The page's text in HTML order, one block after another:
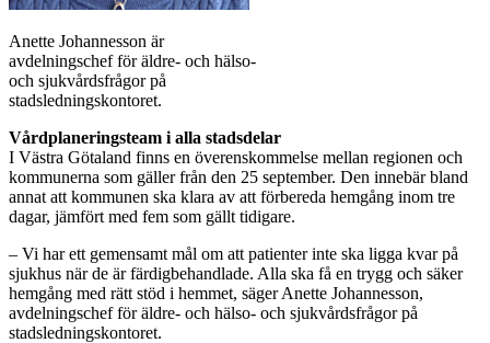
Anette Johannesson är
avdelningschef för äldre- och hälso-
och sjukvårdsfrågor på
stadsledningskontoret.
Vårdplaneringsteam i alla stadsdelar
I Västra Götaland finns en överenskommelse mellan regionen och
kommunerna som gäller från den 25 september. Den innebär bland
annat att kommunen ska klara av att förbereda hemgång inom tre
dagar, jämfört med fem som gällt tidigare.
– Vi har ett gemensamt mål om att patienter inte ska ligga kvar på
sjukhus när de är färdigbehandlade. Alla ska få en trygg och säker
hemgång med rätt stöd i hemmet, säger Anette Johannesson,
avdelningschef för äldre- och hälso- och sjukvårdsfrågor på
stadsledningskontoret.